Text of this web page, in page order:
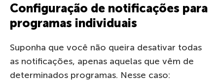
Configuração de notificações para
programas individuais
Suponha que você não queira desativar todas
as notificações, apenas aquelas que vêm de
determinados programas. Nesse caso: